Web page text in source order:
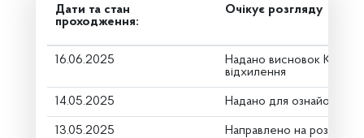
Дати та стан
проходження:
Очікує розгляду
16.06.2025
Надано висновок
відхилення
14.05.2025 Надано для
13.05.2025 Направлено на розгляд